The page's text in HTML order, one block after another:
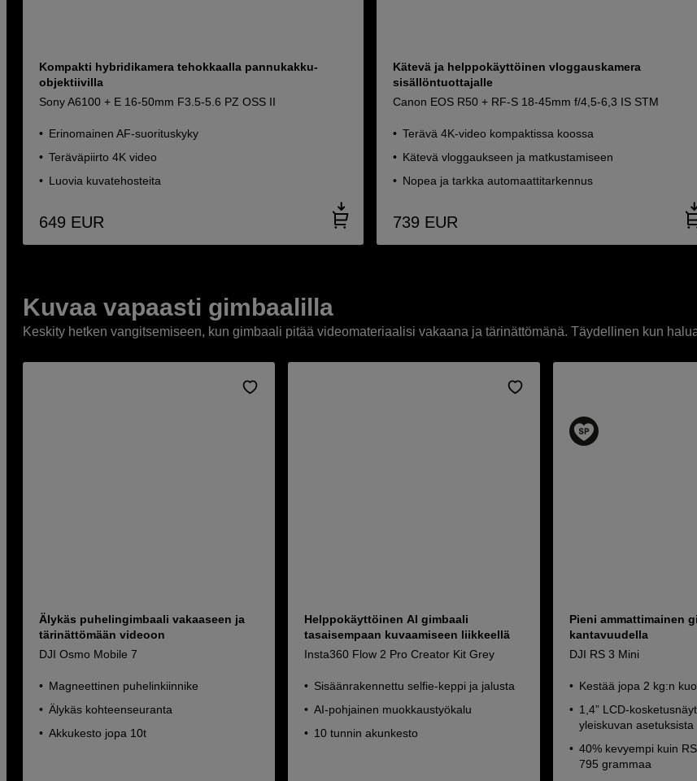
Kompakti hybridikamera tehokkaalla pannukakku-
objektiivilla
Sony A6100 + E 16-50mm F3.5-5.6 PZ OSS II
Erinomainen AF-suorituskyky
Teräväpiirto 4K video
Luovia kuvatehosteita
649 EUR
Kätevä ja helppokäyttöinen vloggauskamera
sisällöntuottajalle
Canon EOS R50 + RF-S 18-45mm f/4,5-6,3 IS STM
Terävä 4K-video kompaktissa koossa
Kätevä vloggaukseen ja matkustamiseen
Nopea ja tarkka automaattitarkennus
739 EUR
Kuvaa vapaasti gimbaalilla
Keskity hetken vangitsemiseen, kun gimbaali pitää videomateriaalisi vakaana ja tärinättömänä. Täydellinen kun
Älykäs puhelingimbaali vakaaseen ja
tärinättömään videoon
DJI Osmo Mobile 7
Magneettinen puhelinkiinnike
Älykäs kohteenseuranta
Akkukesto jopa 10t
Helppokäyttöinen AI gimbaali
tasaisempaan kuvaamiseen liikkeellä
Insta360 Flow 2 Pro Creator Kit Grey
Sisäänrakennettu selfie-keppi ja jalusta
AI-pohjainen muokkaustyökalu
10 tunnin akunkesto
Pieni ammattimainen
kantavuudella
DJI RS 3 Mini
Kestää jopa 2 kg:n
1,4” LCD-
yleiskuvan asetuksista
40% kevyempi kuin
795 grammaa